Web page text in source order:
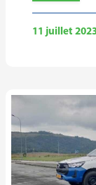
11 juillet